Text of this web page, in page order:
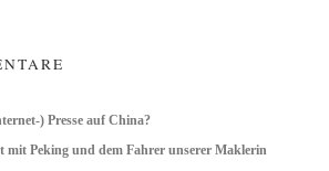
) Presse auf China?
mit Peking und dem Fahrer unserer Maklerin